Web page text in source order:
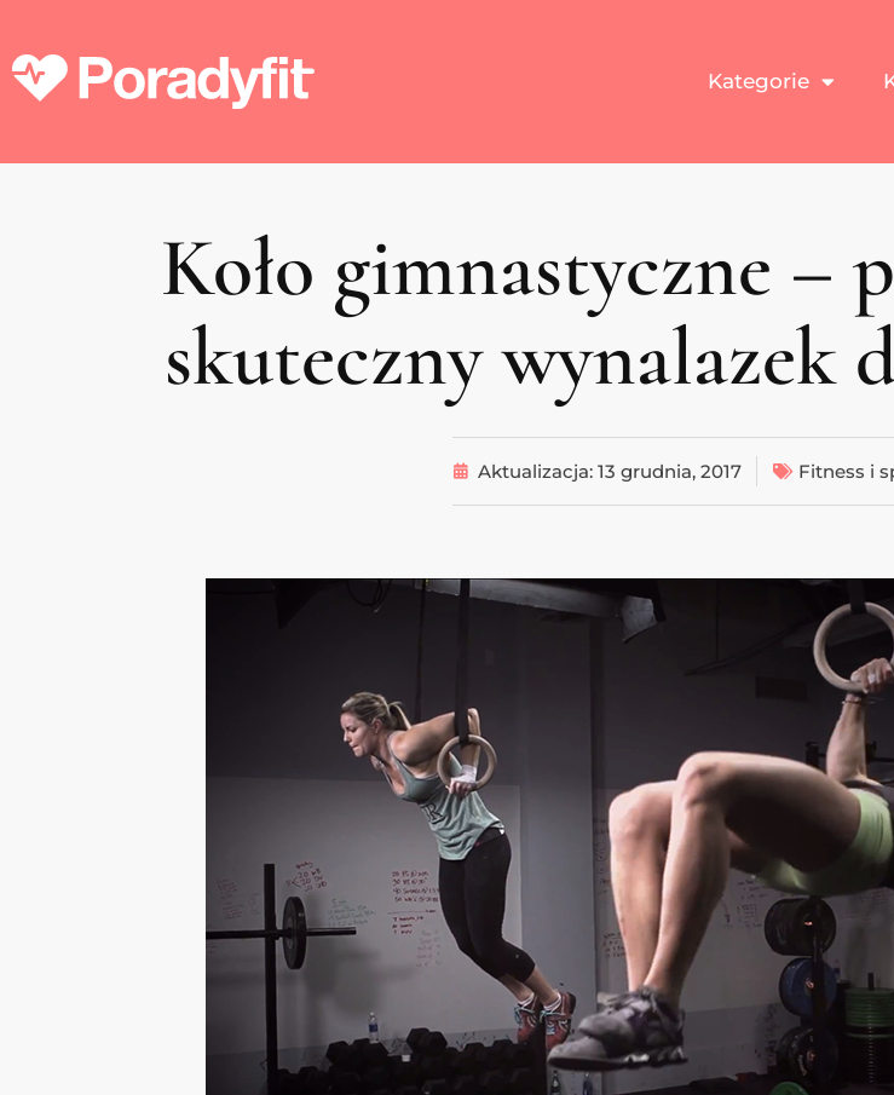
Kategorie
Koło gimnastyczne –
skuteczny wynalazek
Aktualizacja: 13 grudnia, 2017 Fitness i